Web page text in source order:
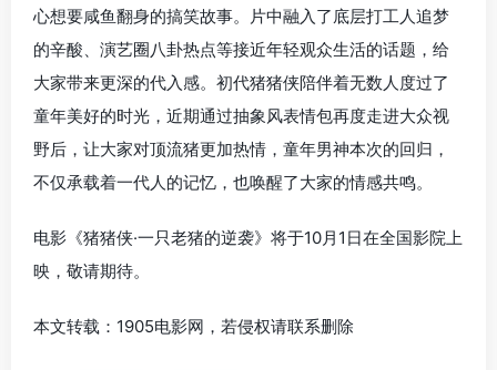
心想要咸鱼翻身的搞笑故事。片中融入了底层打工人追梦
的辛酸、演艺圈八卦热点等接近年轻观众生活的话题，给
大家带来更深的代入感。初代猪猪侠陪伴着无数人度过了
童年美好的时光，近期通过抽象风表情包再度走进大众视
野后，让大家对顶流猪更加热情，童年男神本次的回归，
不仅承载着一代人的记忆，也唤醒了大家的情感共鸣。
电影《猪猪侠·一只老猪的逆袭》将于10月1日在全国影院上
映，敬请期待。
本文转载：1905电影网，若侵权请联系删除